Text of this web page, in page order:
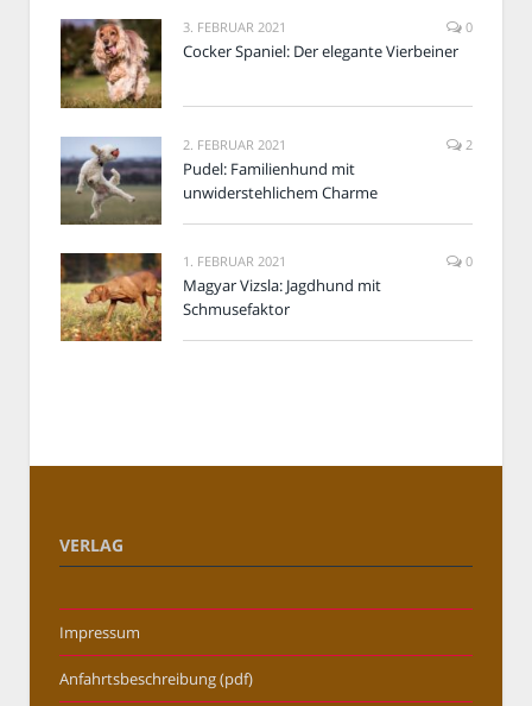
3. FEBRUAR 2021 0
Cocker Spaniel: Der elegante Vierbeiner
2. FEBRUAR 2021 2
Pudel: Familienhund mit
unwiderstehlichem Charme
1. FEBRUAR 2021 0
Magyar Vizsla: Jagdhund mit
Schmusefaktor
VERLAG
Impressum
Anfahrtsbeschreibung (pdf)